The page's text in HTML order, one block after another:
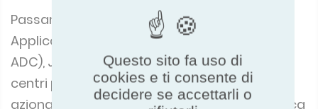
Applicazioni Danfoss (altrimenti noti come
ADC), Jörg ha spiegato che sono disponibili
centri per le soluzioni climatiche, gli
azionamenti e le soluzioni di potenza (idraulica
Questo sito fa uso di
cookies e ti consente di
decidere se accettarli o